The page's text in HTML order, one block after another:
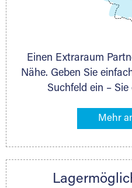
Einen Extraraum
Nähe. Geben Sie
Suchfeld ein –
Lagermöglichkeiten in
direkt online mieten.
nächstgelegenen